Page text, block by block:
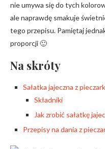
nie umywa się do tych
ale naprawdę smakuje
tego przepisu. Pamiętaj
proporcji 🙂
Na skróty
Sałatka jajeczna z
Składniki
Jak zrobić sałatkę
Przepisy na dania z